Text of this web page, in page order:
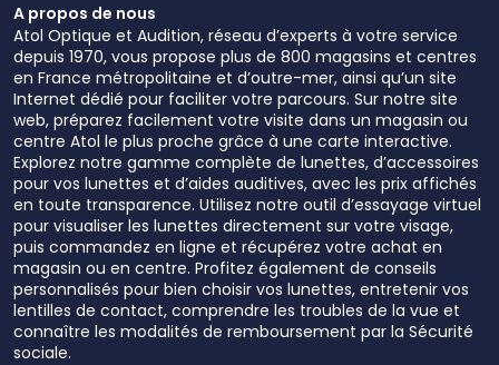
A propos de nous
Atol Optique et Audition, réseau d’experts à votre service
depuis 1970, vous propose plus de 800 magasins et centres
en France métropolitaine et d’outre-mer, ainsi qu’un site
Internet dédié pour faciliter votre parcours. Sur notre site
web, préparez facilement votre visite dans un magasin ou
centre Atol le plus proche grâce à une carte interactive.
Explorez notre gamme complète de lunettes, d’accessoires
pour vos lunettes et d’aides auditives, avec les prix affichés
en toute transparence. Utilisez notre outil d’essayage virtuel
pour visualiser les lunettes directement sur votre visage,
puis commandez en ligne et récupérez votre achat en
magasin ou en centre. Profitez également de conseils
personnalisés pour bien choisir vos lunettes, entretenir vos
lentilles de contact, comprendre les troubles de la vue et
connaître les modalités de remboursement par la Sécurité
sociale.